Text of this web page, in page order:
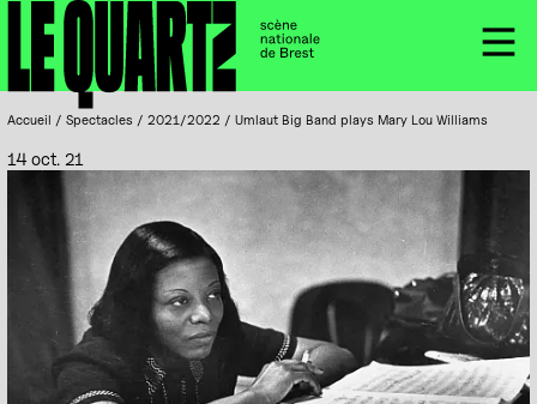
Panneau de gestion des cookies
Accueil
Menu
Accueil / Spectacles / 2021/2022 / Umlaut Big Band plays Mary Lou Williams
14 oct. 21